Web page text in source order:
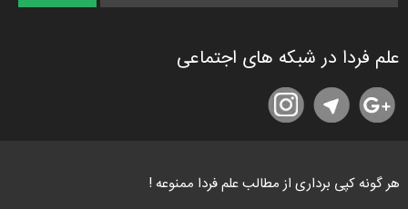
علم فردا در شبکه های اجتماعی
هر گونه کپی برداری از مطالب علم فردا ممنوعه !